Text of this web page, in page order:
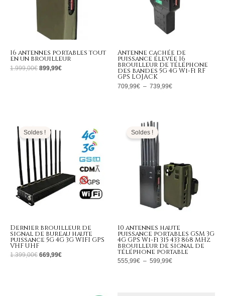
16 antennes portables tout
en un brouilleur
1.999,00€ 899,99€
Antenne cachée de
puissance élevée 16
brouilleur de téléphone
des bandes 5G 4G Wi-Fi RF
GPS LOJACK
709,99€ – 739,99€
Soldes !
Dernier brouilleur de
signal de bureau haute
puissance 5G 4G 3G WIFI GPS
VHF UHF
1.399,00€
initial
était :
1.399,00€.
669,99€
669,99€.
Soldes !
10 antennes haute
puissance portables GSM 3G
4G GPS Wi-Fi 315 433 868 MHz
brouilleur de signal de
téléphone portable
555,99€ – 599,99€